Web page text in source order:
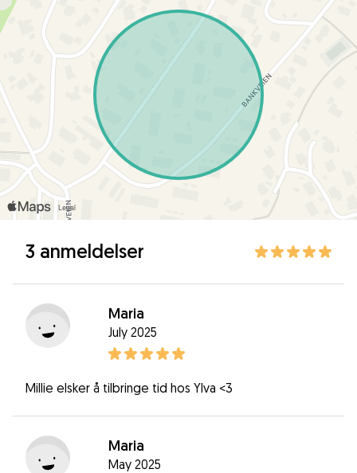
3 anmeldelser
Maria
July 2025
Millie elsker å tilbringe tid hos Ylva <3
Maria
May 2025